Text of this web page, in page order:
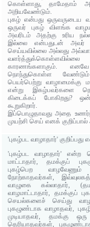
கொள்ளாது, தாமேதாம்
அறியவேண்டும்.
புகழ் என்பது ஒருவருடைய
ஒருவர் புகழ் விளங்க
அவரிடம் அதற்கு உரிய
இல்லை என்பதுடன் அவர்
செய்யவில்லை அல்லது
காரணங்களாகும்.
நொந்துகொள்ள
பெயர்பெற்று வாழாமைக்கு
என்று இகழ்பவர்களை
கிடைக்கப் போகிறது?
கூறுகிறார்.
இப்பொழுதாவது அதை
முயற்சி செய் எனக் குறிப்பால்
'புகழ்பட வாழாதார்' குறிப்பது
'புகழ்பட வாழாதார்' என்ற
மாட்டாதார், தமக்குப்
புகழ்பெற
நோற்காதவர்கள்,
வாழுகை கல்லாதார்,
வாழமாட்டாதார்‌, தமக்குப்
செயல்களைச் செய்து
புகழுண்டாக வாழாதவர்,
முடியாதவர், தமக்கு
தெரியாதவர்கள்,